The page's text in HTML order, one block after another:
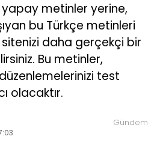
metinler yerine,
bu Türkçe metinleri
daha gerçekçi bir
Bu metinler,
test
olacaktır.
Gündem